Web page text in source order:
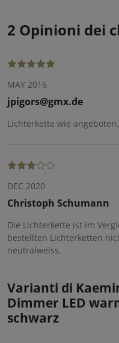
2 Opinioni dei
MAY 2016
jpigors@gmx.de
Lichterkette wie
DEC 2020
Christoph Schumann
Die Lichterkette ist im
bestellten Lichterketten
neutralweiss.
Varianti di
Dimmer LED
schwarz